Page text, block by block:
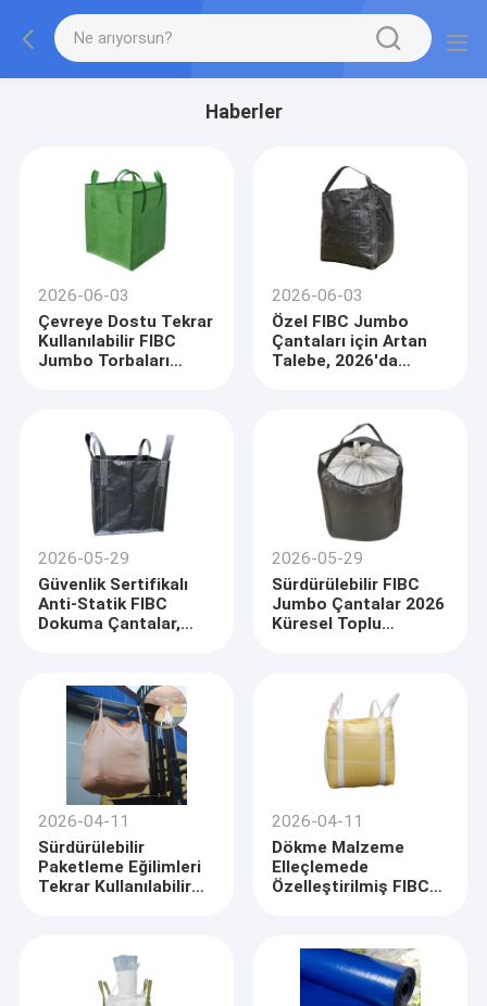
Haberler
2026-06-03
Çevreye Dostu Tekrar
Kullanılabilir FIBC
Jumbo Torbaları
2026-06-03
Özel FIBC Jumbo
Çantaları için Artan
Talebe, 2026'da
Büyümesini
Sürdürüyor
2026-05-29
Güvenlik Sertifikalı
Anti-Statik FIBC
Dokuma Çantalar,
Yükselişini Sağlıyor
2026-05-29
Sürdürülebilir FIBC
Jumbo Çantalar 2026
Küresel Toplu
2026-04-11
Sürdürülebilir
Paketleme Eğilimleri
Tekrar Kullanılabilir
2026-04-11
Dökme Malzeme
Elleçlemede
Özelleştirilmiş FIBC